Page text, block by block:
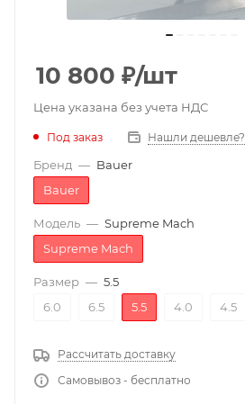
10 800 ₽/шт
Цена указана без учета НДС
Под заказ Нашли дешевле?
Бренд — Bauer
Bauer
Модель — Supreme Mach
Supreme Mach
Размер — 5.5
6.0
6.5 5.5 4.0 4.5
Рассчитать доставку
Самовывоз - бесплатно